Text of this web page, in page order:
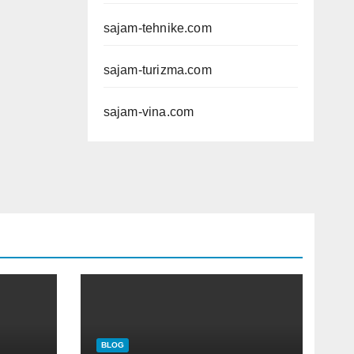
sajam-tehnike.com
sajam-turizma.com
sajam-vina.com
BLOG